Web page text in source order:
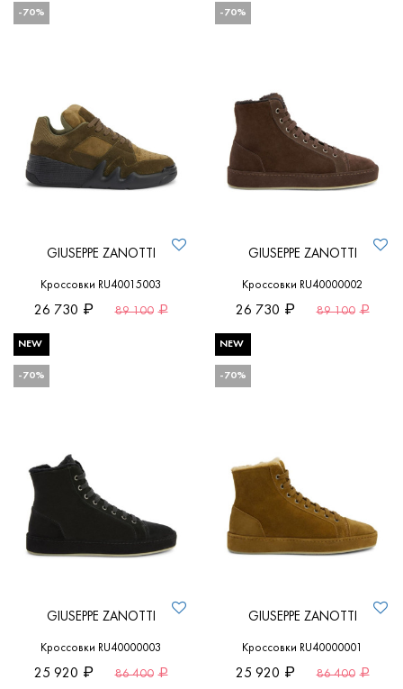
-70%
GIUSEPPE ZANOTTI
Кроссовки RU40015003
26 730 89 100
-70%
GIUSEPPE ZANOTTI
Кроссовки RU40000002
26 730 89 100
NEW
-70%
GIUSEPPE ZANOTTI
Кроссовки RU40000003
25 920 86 400
NEW
-70%
GIUSEPPE ZANOTTI
Кроссовки RU40000001
25 920 86 400